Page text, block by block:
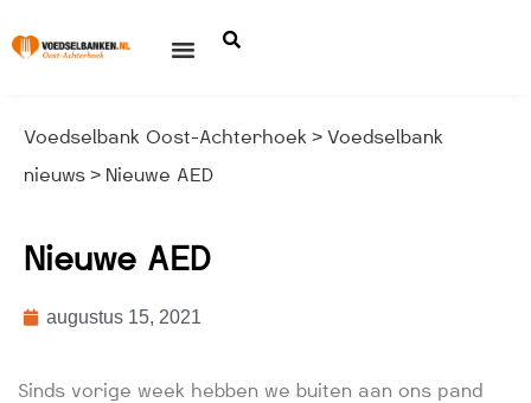
Voedselbank Oost-Achterhoek > Voedselbank
nieuws > Nieuwe AED
Nieuwe AED
augustus 15, 2021
Sinds vorige week hebben we buiten aan ons pand